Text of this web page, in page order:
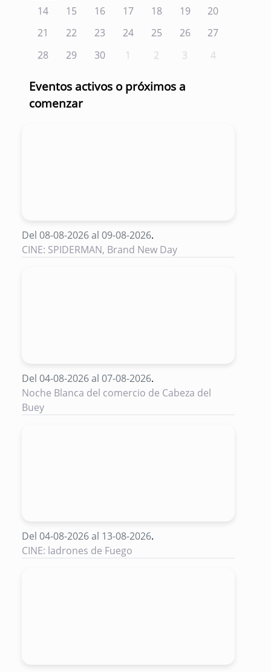
14
15 16 17 18 19
20
21
22 23 24 25 26
27
28
29 30 1 2 3 4
Eventos activos o próximos a
comenzar
Del 08-08-2026 al 09-08-2026.
CINE: SPIDERMAN, Brand New Day
Del 04-08-2026 al 07-08-2026.
Noche Blanca del comercio de Cabeza del
Buey
Del 04-08-2026 al 13-08-2026.
CINE: ladrones de Fuego